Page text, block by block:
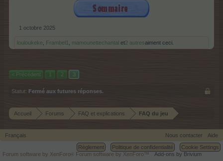
1 octobre 2025
louloukeke Frambel1 mamounettechantal et2 autresaiment ceci.
< Précédent 1 2 3
Statut: Fermé aux futures réponses.
Accueil Forums FAQ et explications FAQ du jeu
Français Nous contacter
Aide
Règlement
Politique de confidentialité
Cookie Settings
Forum software by XenForo ® Forum software by XenForo™ Add-ons by Brivium